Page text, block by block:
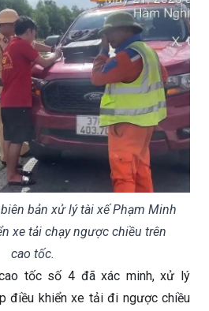
bản xử lý tài xế Phạm Minh
xe tải chạy ngược chiều trên
cao tốc.
tốc số 4 đã xác minh, xử lý
điều khiển xe tải đi ngược chiều